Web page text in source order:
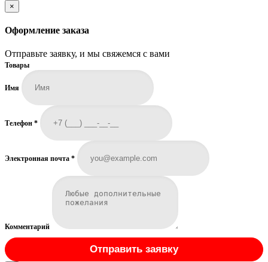
×
Оформление заказа
Отправьте заявку, и мы свяжемся с вами
Товары
Имя
Телефон *
Электронная почта *
Комментарий
Отправить заявку